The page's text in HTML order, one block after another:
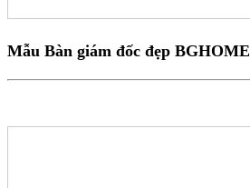
Mẫu Bàn giám đốc đẹp BGHOME